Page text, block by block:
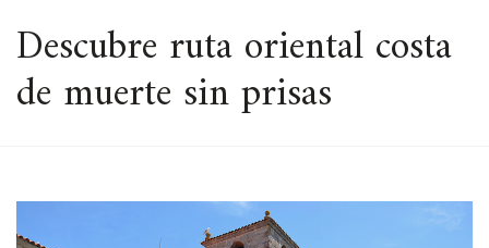
ESPACIO
Descubre ruta oriental costa
de muerte sin prisas